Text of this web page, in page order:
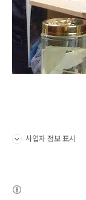
사업자 정보 표시